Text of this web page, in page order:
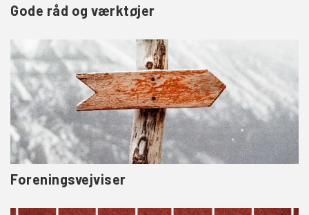
Gode råd og værktøjer
Foreningsvejviser